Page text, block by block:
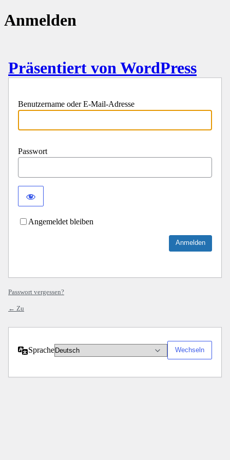
Anmelden
Präsentiert von WordPress
Benutzername oder E-Mail-Adresse
Passwort
Angemeldet bleiben
Passwort vergessen?
← Zu
Sprache